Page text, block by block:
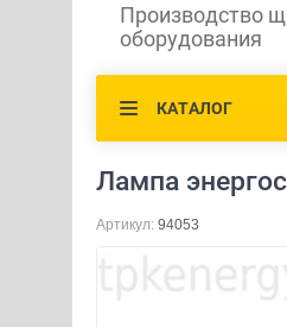
Производство
оборудования
КАТАЛОГ
Лампа
Артикул: 94053